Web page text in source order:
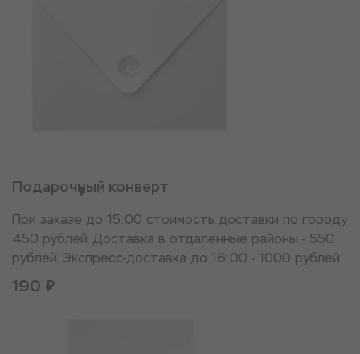
Подарочный конверт
При заказе до 15:00 стоимость доставки по городу
450 рублей. Доставка в отдалённые районы - 550
рублей. Экспресс-доставка до 16:00 - 1000 рублей
190 ₽